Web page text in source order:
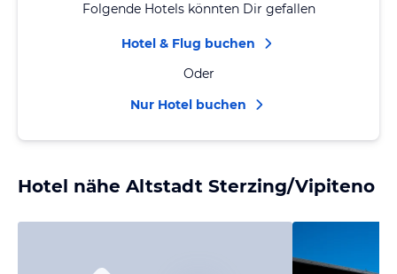
Folgende Hotels könnten Dir gefallen
Hotel & Flug buchen
Oder
Nur Hotel buchen
Hotel nähe Altstadt Sterzing/Vipiteno